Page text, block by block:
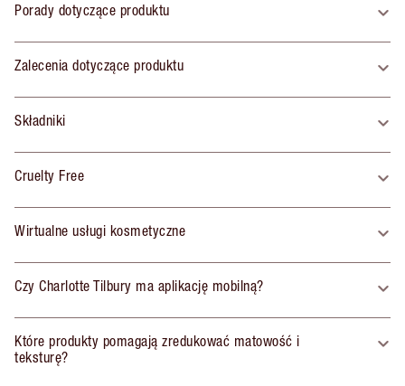
Porady dotyczące produktu
Zalecenia dotyczące produktu
Składniki
Cruelty Free
Wirtualne usługi kosmetyczne
Czy Charlotte Tilbury ma aplikację mobilną?
Które produkty pomagają zredukować matowość i
teksturę?